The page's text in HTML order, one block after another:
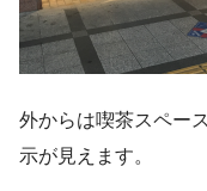
外からは喫茶スペー
示が見えます。